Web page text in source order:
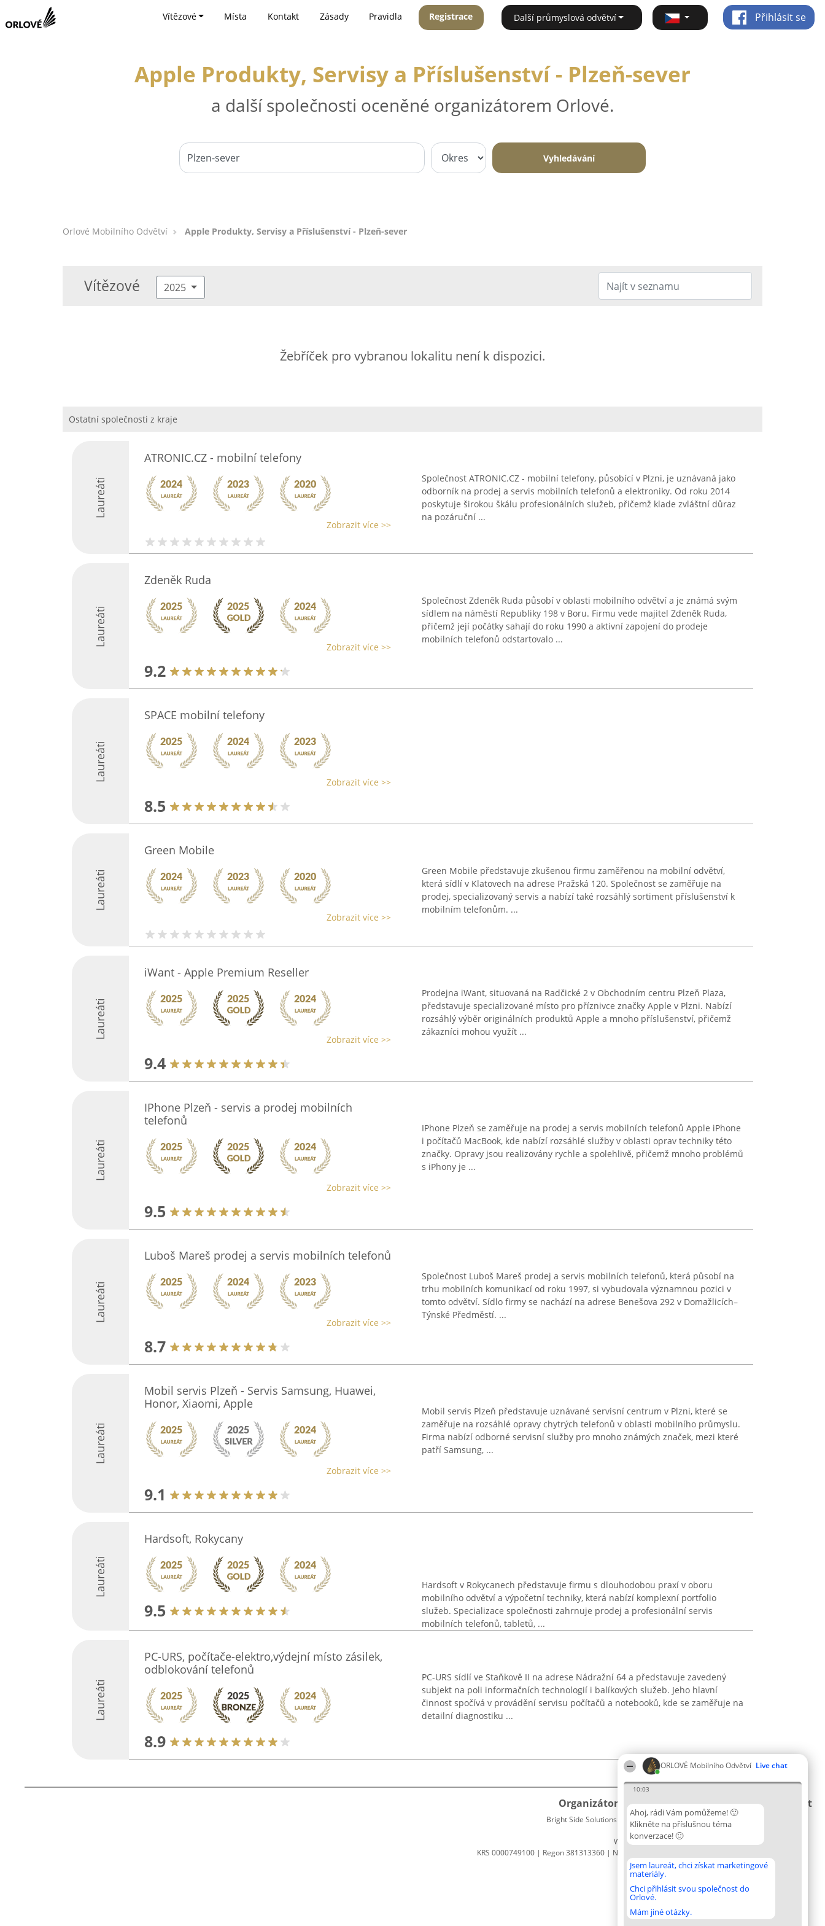
ORLOVÉ Mobilního Odvětví Live chat
10:03
Ahoj, rádi Vám pomůžeme! 🙂
Klikněte na příslušnou téma
konverzace! 🙂
Jsem laureát, chci získat marketingové
materiály.
Chci přihlásit svou společnost do
Orlové.
Mám jiné otázky.
Vítězové Místa Kontakt Zásady Pravidla Registrace Další průmyslová odvětví Přihlásit se
Apple Produkty, Servisy a Příslušenství - Plzeň-sever
a další společnosti oceněné organizátorem Orlové.
Vyhledávání
Orlové Mobilního Odvětví Apple Produkty, Servisy a Příslušenství - Plzeň-sever
Vítězové 2025
Žebříček pro vybranou lokalitu není k dispozici.
Ostatní společnosti z kraje
Laureáti
ATRONIC.CZ - mobilní telefony
Zobrazit více >>
Společnost ATRONIC.CZ - mobilní telefony, působící v Plzni, je uznávaná jako
odborník na prodej a servis mobilních telefonů a elektroniky. Od roku 2014
poskytuje širokou škálu profesionálních služeb, přičemž klade zvláštní důraz
na pozáruční ...
Laureáti
Zdeněk Ruda
Zobrazit více >>
9.2
Společnost Zdeněk Ruda působí v oblasti mobilního odvětví a je známá svým
sídlem na náměstí Republiky 198 v Boru. Firmu vede majitel Zdeněk Ruda,
přičemž její počátky sahají do roku 1990 a aktivní zapojení do prodeje
mobilních telefonů odstartovalo ...
Laureáti
SPACE mobilní telefony
Zobrazit více >>
8.5
Laureáti
Green Mobile
Zobrazit více >>
Green Mobile představuje zkušenou firmu zaměřenou na mobilní odvětví,
která sídlí v Klatovech na adrese Pražská 120. Společnost se zaměřuje na
prodej, specializovaný servis a nabízí také rozsáhlý sortiment příslušenství k
mobilním telefonům. ...
Laureáti
iWant - Apple Premium Reseller
Zobrazit více >>
9.4
Prodejna iWant, situovaná na Radčické 2 v Obchodním centru Plzeň Plaza,
představuje specializované místo pro příznivce značky Apple v Plzni. Nabízí
rozsáhlý výběr originálních produktů Apple a mnoho příslušenství, přičemž
zákazníci mohou využít ...
Laureáti
IPhone Plzeň - servis a prodej mobilních
telefonů
Zobrazit více >>
9.5
IPhone Plzeň se zaměřuje na prodej a servis mobilních telefonů Apple iPhone
i počítačů MacBook, kde nabízí rozsáhlé služby v oblasti oprav techniky této
značky. Opravy jsou realizovány rychle a spolehlivě, přičemž mnoho problémů
s iPhony je ...
Laureáti
Luboš Mareš prodej a servis mobilních telefonů
Zobrazit více >>
8.7
Společnost Luboš Mareš prodej a servis mobilních telefonů, která působí na
trhu mobilních komunikací od roku 1997, si vybudovala významnou pozici v
tomto odvětví. Sídlo firmy se nachází na adrese Benešova 292 v Domažlicích–
Týnské Předměstí. ...
Laureáti
Mobil servis Plzeň - Servis Samsung, Huawei,
Honor, Xiaomi, Apple
Zobrazit více >>
9.1
Mobil servis Plzeň představuje uznávané servisní centrum v Plzni, které se
zaměřuje na rozsáhlé opravy chytrých telefonů v oblasti mobilního průmyslu.
Firma nabízí odborné servisní služby pro mnoho známých značek, mezi které
patří Samsung, ...
Laureáti
Hardsoft, Rokycany
9.5
Hardsoft v Rokycanech představuje firmu s dlouhodobou praxí v oboru
mobilního odvětví a výpočetní techniky, která nabízí komplexní portfolio
služeb. Specializace společnosti zahrnuje prodej a profesionální servis
mobilních telefonů, tabletů, ...
Laureáti
PC-URS, počítače-elektro,výdejní místo zásilek,
odblokování telefonů
8.9
PC-URS sídlí ve Staňkově II na adrese Nádražní 64 a představuje zavedený
subjekt na poli informačních technologií i balíkových služeb. Jeho hlavní
činnost spočívá v provádění servisu počítačů a notebooků, kde se zaměřuje na
detailní diagnostiku ...
Organizátor hlasování
Bright Side Solutions sp. z o. o. sp. k.
ul. Ruska 22
Wrocław 50-079
KRS 0000749100 | Regon 381313360 | NIP 8943132676
Plebiscyt
Vítězové
Seznam
Zásady
Zásady
ochrany
údajů
Kontakt